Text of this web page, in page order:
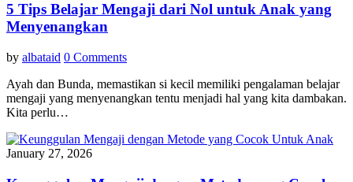
5 Tips Belajar Mengaji dari Nol untuk Anak yang
Menyenangkan
by albataid 0 Comments
Ayah dan Bunda, memastikan si kecil memiliki pengalaman belajar
mengaji yang menyenangkan tentu menjadi hal yang kita dambakan.
Kita perlu…
January 27, 2026